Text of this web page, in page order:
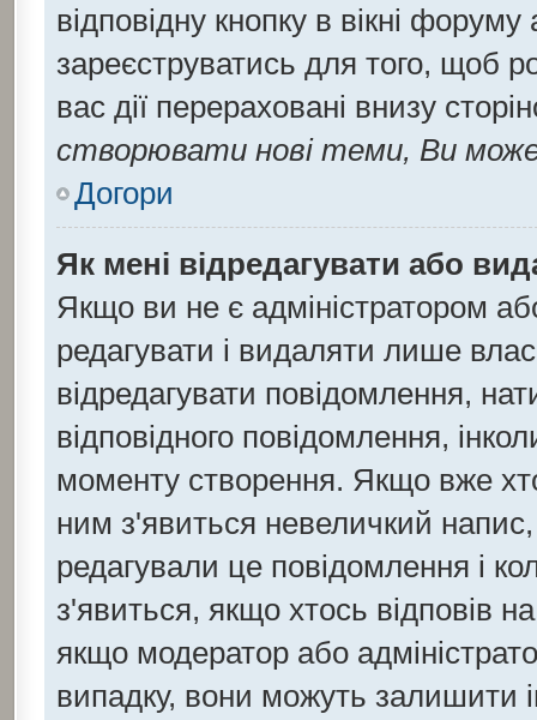
відповідну кнопку в вікні
зареєструватись для того, щоб
вас дії перераховані внизу
створювати нові теми, Ви
Догори
Як мені відредагувати або
Якщо ви не є адміністратором
редагувати і видаляти лише
відредагувати повідомлення,
відповідного повідомлення,
моменту створення. Якщо вже
ним з'явиться невеличкий напис,
редагували це повідомлення і
з'явиться, якщо хтось відповів
якщо модератор або
випадку, вони можуть залишити